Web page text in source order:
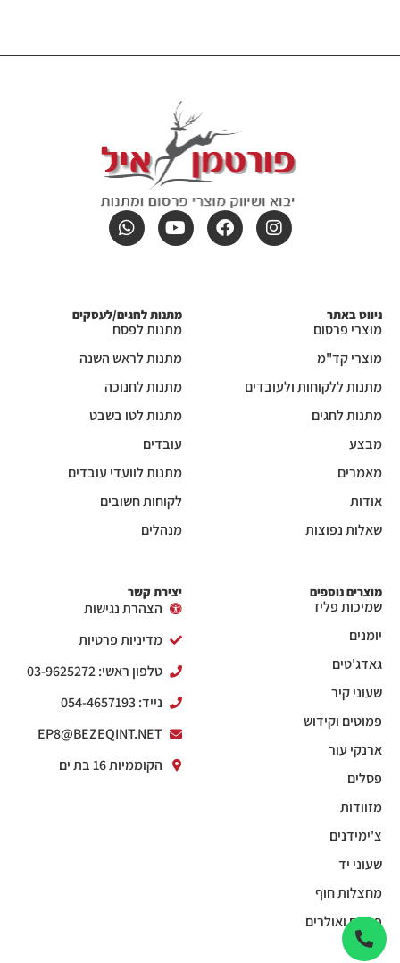
ניווט באתר
מוצרי פרסום
מוצרי קד"מ
מתנות ללקוחות ולעובדים
מתנות לחגים
מבצע
מאמרים
אודות
שאלות נפוצות
מתנות לחגים/לעסקים
מתנות לפסח
מתנות לראש השנה
מתנות לחנוכה
מתנות לטו בשבט
עובדים
מתנות לוועדי עובדים
לקוחות חשובים
מנהלים
מוצרים נוספים
שמיכות פליז
יומנים
גאדג'טים
שעוני קיר
פמוטים וקידוש
ארנקי עור
פסלים
מזוודות
צ'ימידנים
שעוני יד
מחצלות חוף
פנסים ואולרים
יצירת קשר
הצהרת נגישות
מדיניות פרטיות
טלפון ראשי: 03-9625272
נייד: 054-4657193
EP8@BEZEQINT.NET
הקוממיות 16 בת ים